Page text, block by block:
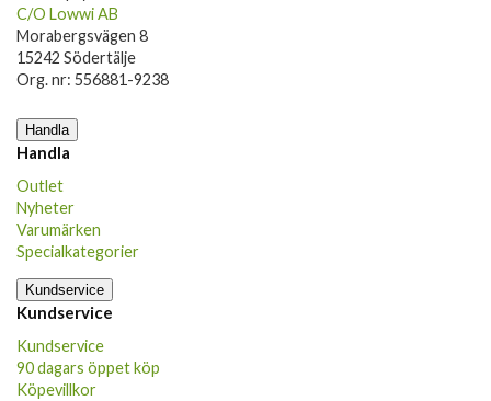
C/O Lowwi AB
Morabergsvägen 8
15242 Södertälje
Org. nr: 556881-9238
Handla
Handla
Outlet
Nyheter
Varumärken
Specialkategorier
Kundservice
Kundservice
Kundservice
90 dagars öppet köp
Köpevillkor